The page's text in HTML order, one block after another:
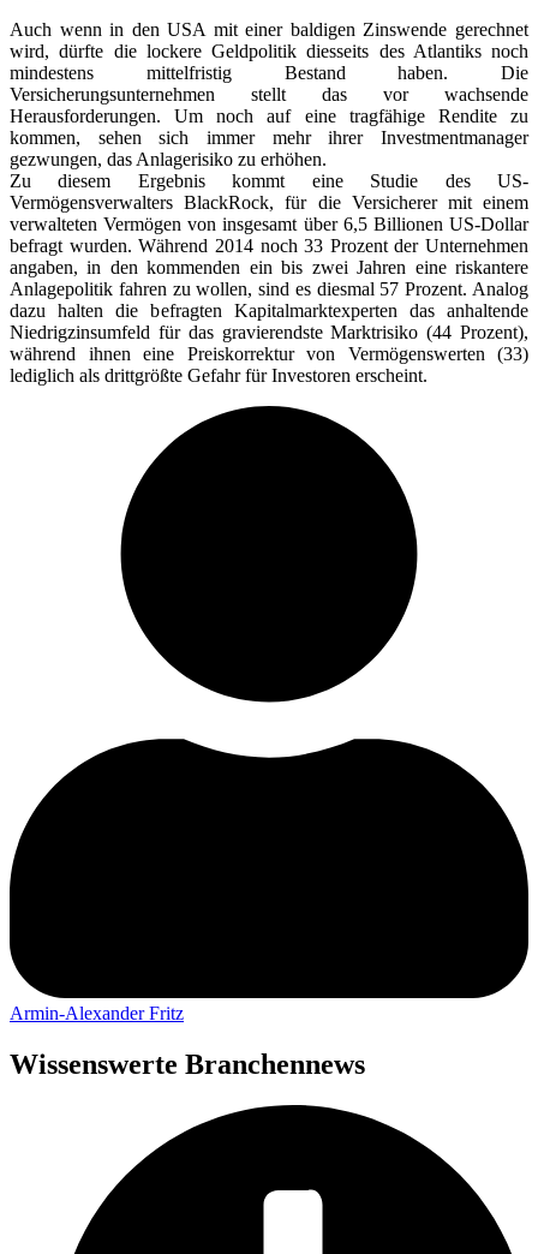
Auch wenn in den USA mit einer baldigen Zinswende gerechnet
wird, dürfte die lockere Geldpolitik diesseits des Atlantiks noch
mindestens mittelfristig Bestand haben. Die
Versicherungsunternehmen stellt das vor wachsende
Herausforderungen. Um noch auf eine tragfähige Rendite zu
kommen, sehen sich immer mehr ihrer Investmentmanager
gezwungen, das Anlagerisiko zu erhöhen.
Zu diesem Ergebnis kommt eine Studie des US-
Vermögensverwalters BlackRock, für die Versicherer mit einem
verwalteten Vermögen von insgesamt über 6,5 Billionen US-Dollar
befragt wurden. Während 2014 noch 33 Prozent der Unternehmen
angaben, in den kommenden ein bis zwei Jahren eine riskantere
Anlagepolitik fahren zu wollen, sind es diesmal 57 Prozent. Analog
dazu halten die befragten Kapitalmarktexperten das anhaltende
Niedrigzinsumfeld für das gravierendste Marktrisiko (44 Prozent),
während ihnen eine Preiskorrektur von Vermögenswerten (33)
lediglich als drittgrößte Gefahr für Investoren erscheint.
Armin-Alexander Fritz
Wissenswerte Branchennews